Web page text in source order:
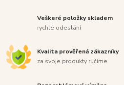
Veškeré položky skladem
rychlé odeslání
Kvalita prověřená zákazníky
za svoje produkty ručíme